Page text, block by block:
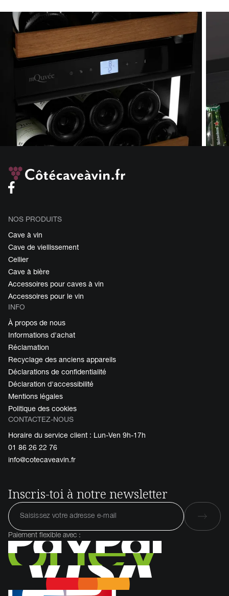
NOS PRODUITS
Cave à vin
Cave de viellissement
Cellier
Cave à bière
Accessoires pour caves à vin
Accessoires pour le vin
INFO
À propos de nous
Informations d'achat
Réclamation
Recyclage des anciens appareils
Déclarations de confidentialité
Déclaration d'accessibilité
Mentions légales
Politique des cookies
CONTACTEZ-NOUS
Horaire du service client : Lun-Ven 9h-17h
01 86 26 22 76
info@cotecaveavin.fr
Inscris-toi à notre newsletter
Paiement flexible avec :